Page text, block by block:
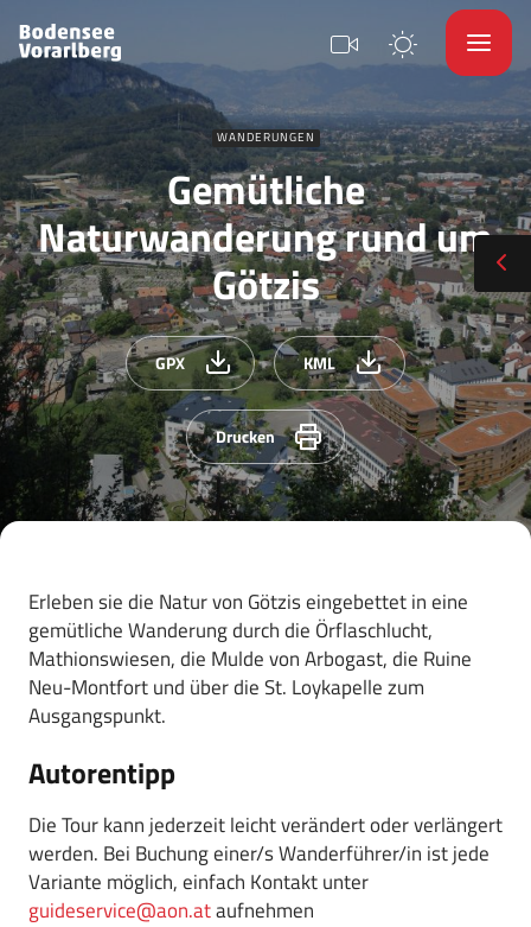
WANDERUNGEN
Gemütliche
Naturwanderung rund um
Götzis
GPX KML
Drucken
Erleben sie die Natur von Götzis eingebettet in eine
gemütliche Wanderung durch die Örflaschlucht,
Mathionswiesen, die Mulde von Arbogast, die Ruine
Neu-Montfort und über die St. Loykapelle zum
Ausgangspunkt.
Autorentipp
Die Tour kann jederzeit leicht verändert oder verlängert
werden. Bei Buchung einer/s Wanderführer/in ist jede
Variante möglich, einfach Kontakt unter
guideservice@aon.ataufnehmen